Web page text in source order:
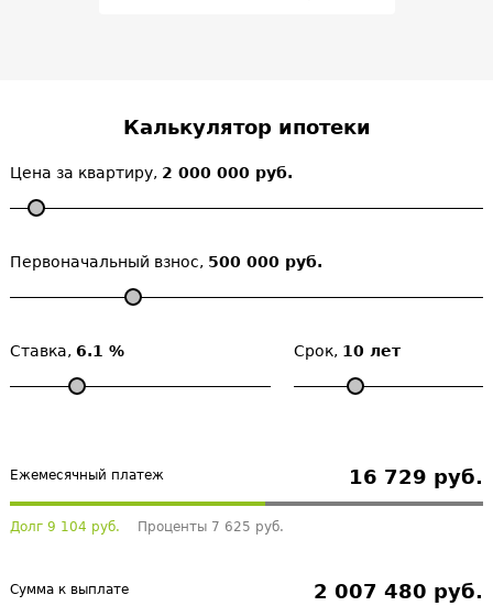
Калькулятор ипотеки
Цена за квартиру, 2 000 000 руб.
Первоначальный взнос, 500 000 руб.
Ставка, 6.1 % Срок, 10 лет
Ежемесячный платеж 16 729 руб.
Долг 9 104 руб. Проценты 7 625 руб.
Сумма к выплате 2 007 480 руб.